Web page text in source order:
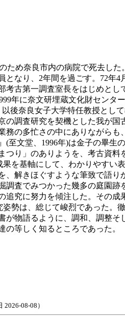
ため奈良市内の病院で死去した
なり、2年間を過ごす。72年
古第一調査室長をはじめと
年に奈文研埋蔵文化財センタ
後奈良女子大学特任教授とし
調査研究を契機とした我が
の多忙さの中にありながら
文堂、1996年)は金子の畢生
り」のありようを、考古資
を基軸にして、わかりやすい
解きほぐすような筆致で語
査でみつかった幾多の庭園
究に努力を傾注した。その成
勢は、総じて峻烈であった。
物語るように、調和、調整
等しく知るところであった。
08-08）